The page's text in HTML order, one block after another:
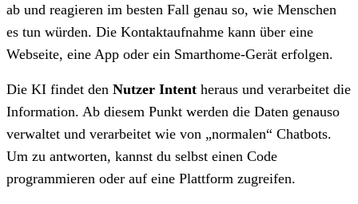
ab und reagieren im besten Fall genau so, wie Menschen
es tun würden. Die Kontaktaufnahme kann über eine
Webseite, eine App oder ein Smarthome-Gerät erfolgen.
Die KI findet den Nutzer Intent heraus und verarbeitet die
Information. Ab diesem Punkt werden die Daten genauso
verwaltet und verarbeitet wie von „normalen“ Chatbots.
Um zu antworten, kannst du selbst einen Code
programmieren oder auf eine Plattform zugreifen.